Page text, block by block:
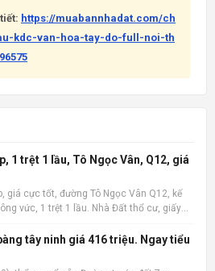
https://muabannhadat.com/ch
kdc-van-hoa-tay-do-full-noi-th
1 trệt 1 lầu, Tô Ngọc Vân, Q12, giá
giá cực tốt, đường Tô Ngọc Vân Q12, kế
vức, 1 trệt 1 lầu. Nhà Đất thổ cư, giấy
tốt chỉ 1.1tây ninh giá 416 triệu. Ngay tiểu